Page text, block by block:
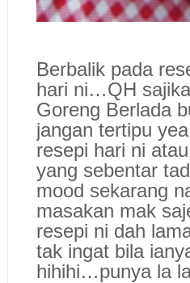
Berbalik pada
hari ni…QH
Goreng Berlada
jangan tertipu
resepi hari ni
yang sebentar
mood sekarang
masakan mak
resepi ni dah
tak ingat bila
hihihi…punya la